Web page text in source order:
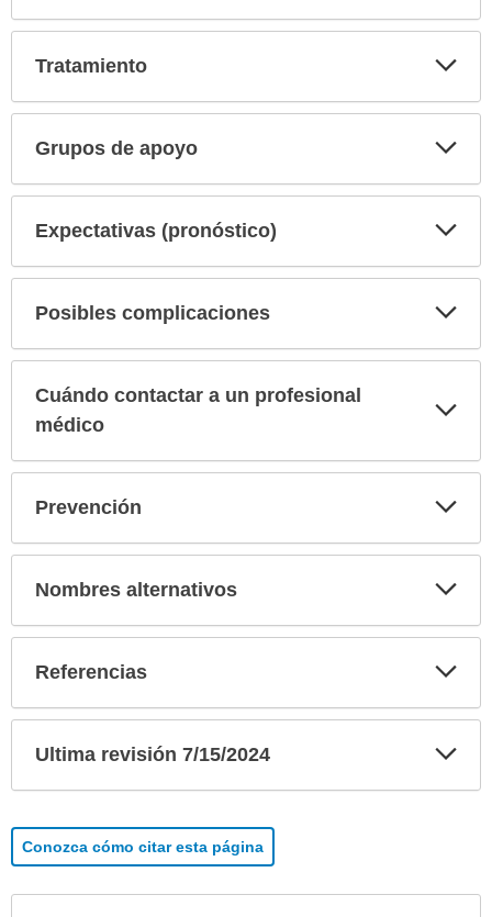
Tratamiento
Grupos de apoyo
Expectativas (pronóstico)
Posibles complicaciones
Cuándo contactar a un profesional
médico
Prevención
Nombres alternativos
Referencias
Ultima revisión 7/15/2024
Conozca cómo citar esta página